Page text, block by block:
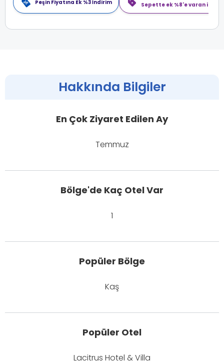
Peşin Fiyatına Ek %3 İndirim Sepette ek %8'e varan
Hakkında Bilgiler
En Çok Ziyaret Edilen Ay
Temmuz
Bölge'de Kaç Otel Var
1
Popüler Bölge
Kaş
Popüler Otel
Lacitrus Hotel & Villa